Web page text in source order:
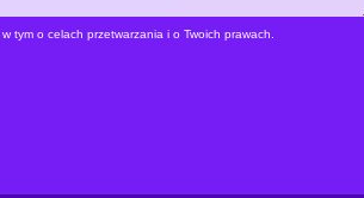
, w tym o celach przetwarzania i o Twoich prawach.